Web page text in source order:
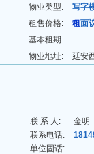
物业类型:
写字
租售价格: 租面
基本租期:
物业地址:
延安
联 系 人:
金明
联系电话:
单位固话: